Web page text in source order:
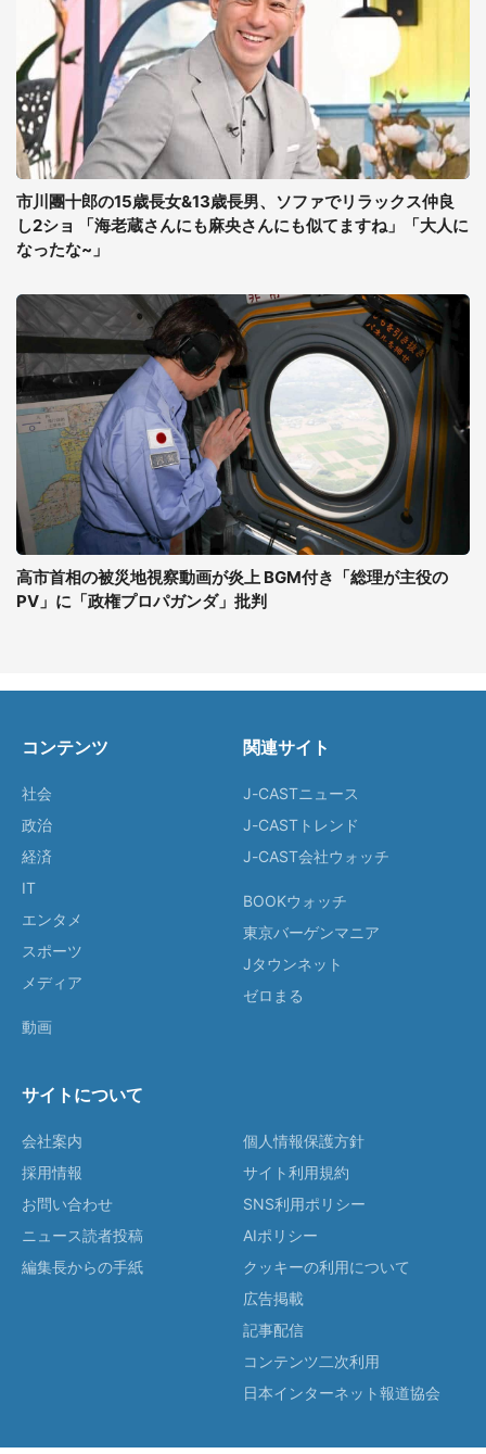
市川團十郎の15歳長女&13歳長男、ソファでリラックス仲良
し2ショ 「海老蔵さんにも麻央さんにも似てますね」「大人に
なったな~」
高市首相の被災地視察動画が炎上 BGM付き「総理が主役の
PV」に「政権プロパガンダ」批判
コンテンツ
社会
政治
経済
IT
エンタメ
スポーツ
メディア
動画
関連サイト
J-CASTニュース
J-CASTトレンド
J-CAST会社ウォッチ
BOOKウォッチ
東京バーゲンマニア
Jタウンネット
ゼロまる
サイトについて
会社案内
採用情報
お問い合わせ
ニュース読者投稿
編集長からの手紙
個人情報保護方針
サイト利用規約
SNS利用ポリシー
AIポリシー
クッキーの利用について
広告掲載
記事配信
コンテンツ二次利用
日本インターネット報道協会